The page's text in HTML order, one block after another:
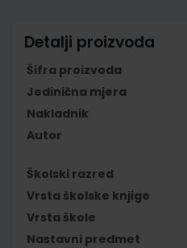
Detalji proizvoda
Šifra proizvoda
Jedinična mjera
Nakladnik
Autor
Školski razred
Vrsta školske knjige
Vrsta škole
Nastavni predmet